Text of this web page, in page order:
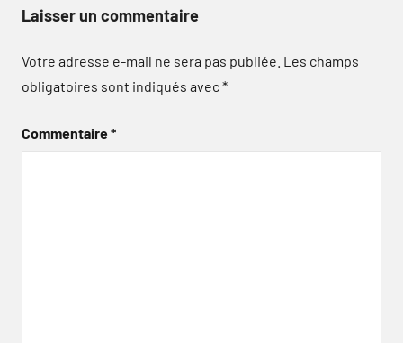
Laisser un commentaire
Votre adresse e-mail ne sera pas publiée. Les champs
obligatoires sont indiqués avec*
Commentaire*